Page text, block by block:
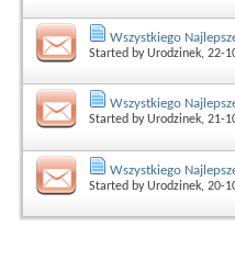
Wszystkiego
Started byUrodzinek, 22-
Wszystkiego
Started byUrodzinek, 21-
Wszystkiego
Started byUrodzinek, 20-